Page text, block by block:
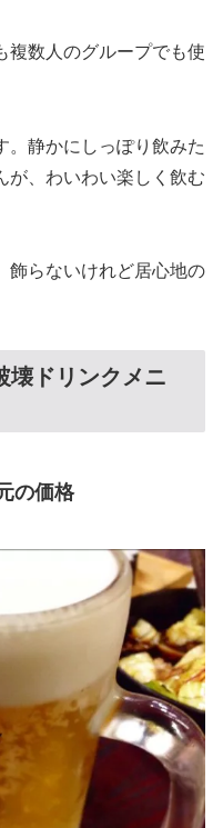
複数人のグループでも使
。静かにしっぽり飲みた
が、わいわい楽しく飲む
飾らないけれど居心地の
壊ドリンクメニ
の価格